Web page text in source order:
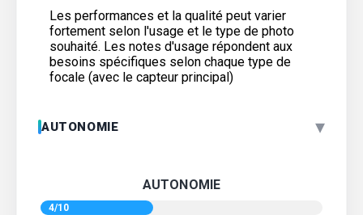
Les performances et la qualité peut varier
fortement selon l'usage et le type de photo
souhaité. Les notes d'usage répondent aux
besoins spécifiques selon chaque type de
focale (avec le capteur principal)
AUTONOMIE ▾
AUTONOMIE
4/10